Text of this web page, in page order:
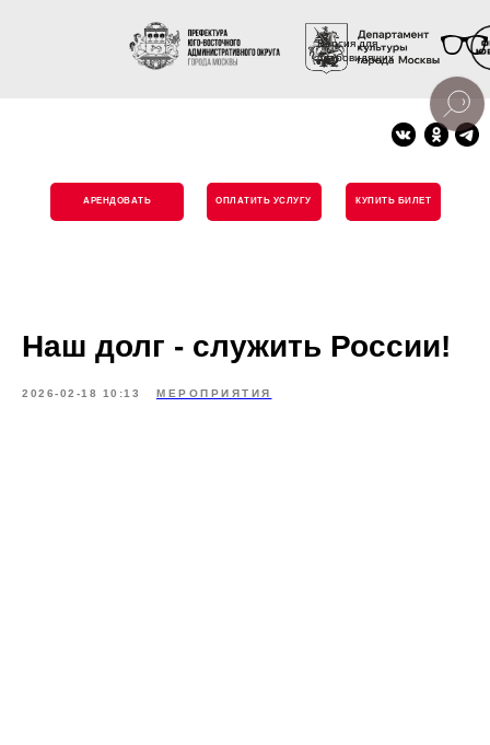
Версия для
слабовидящих
КУПИТЬ БИЛЕТ
АРЕНДОВАТЬ ОПЛАТИТЬ УСЛУГУ
Наш долг - служить России!
2026-02-18 10:13 МЕРОПРИЯТИЯ